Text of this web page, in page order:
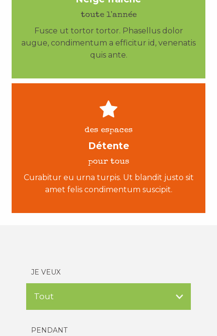
toute l'année
Fusce ut tortor tortor. Phasellus dolor
augue, condimentum a efficitur id, venenatis
quis ante.
des espaces
Détente
pour tous
Curabitur eu urna turpis. Ut blandit justo sit
amet felis condimentum suscipit.
JE VEUX
PENDANT